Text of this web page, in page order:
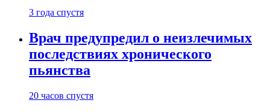
3 года спустя
Врач предупредил о неизлечимых
последствиях хронического
пьянства
20 часов спустя